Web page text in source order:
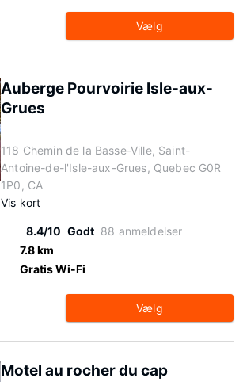
Vælg
Auberge Pourvoirie Isle-aux-
Grues
118 Chemin de la Basse-Ville, Saint-
Antoine-de-l'Isle-aux-Grues, Quebec G0R
1P0, CA
Vis kort
8.4/10 Godt 88 anmeldelser
7.8 km
Gratis Wi-Fi
Vælg
Motel au rocher du cap